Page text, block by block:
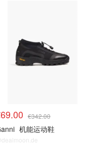
€342.00
机能运动鞋